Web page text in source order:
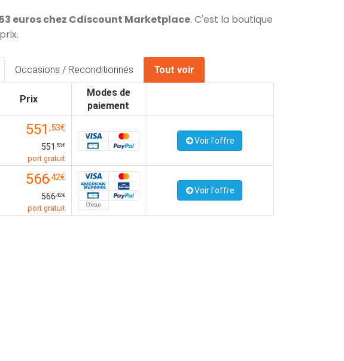
euros chez Cdiscount Marketplace. C'est la boutique
Occasions / Reconditionnés Tout voir
Prix
Modes de
paiement
551 ,53€
551 ,53€
port gratuit
Voir l'offre
566,42€
566,42€
port gratuit Chèque
Voir l'offre